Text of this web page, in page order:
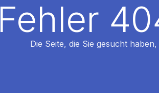
Fehler
Die Seite, die Sie gesucht